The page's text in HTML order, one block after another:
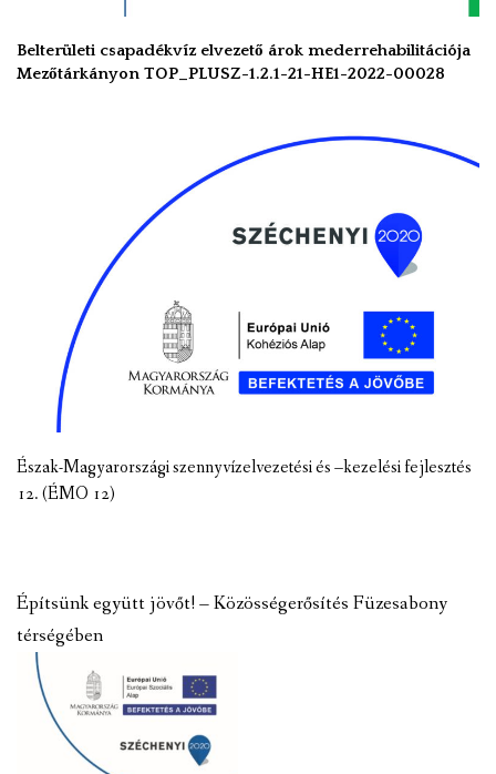
Belterületi csapadékvíz elvezető árok mederrehabilitációja
Mezőtárkányon TOP_PLUSZ-1.2.1-21-HE1-2022-00028
Észak-Magyarországi szennyvízelvezetési és –kezelési fejlesztés
12. (ÉMO 12)
Építsünk együtt jövőt! – Közösségerősítés Füzesabony
térségében